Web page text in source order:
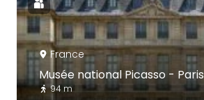
France
Musée national Picasso - Paris
94 m